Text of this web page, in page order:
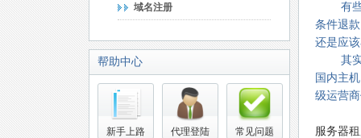
域名注册
帮助中心
新手上路 代理登陆 常见问题
有
条件退
还是应
其
国内主
级运营
服务器